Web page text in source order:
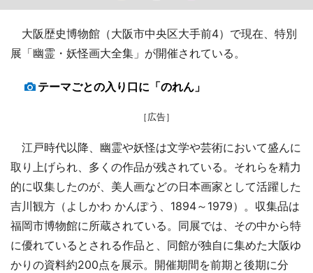
大阪歴史博物館（大阪市中央区大手前4）で現在、特別
展「幽霊・妖怪画大全集」が開催されている。
テーマごとの入り口に「のれん」
［広告］
江戸時代以降、幽霊や妖怪は文学や芸術において盛んに
取り上げられ、多くの作品が残されている。それらを精力
的に収集したのが、美人画などの日本画家として活躍した
吉川観方（よしかわ かんぽう、1894～1979）。収集品は
福岡市博物館に所蔵されている。同展では、その中から特
に優れているとされる作品と、同館が独自に集めた大阪ゆ
かりの資料約200点を展示。開催期間を前期と後期に分